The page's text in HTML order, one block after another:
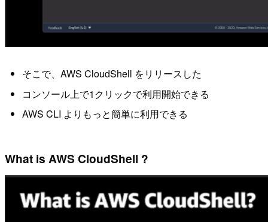
そこで、AWS CloudShell をリリースした
コンソール上で1クリックで利用開始できる
AWS CLI よりもっと簡単に利用できる
What is AWS CloudShell ?